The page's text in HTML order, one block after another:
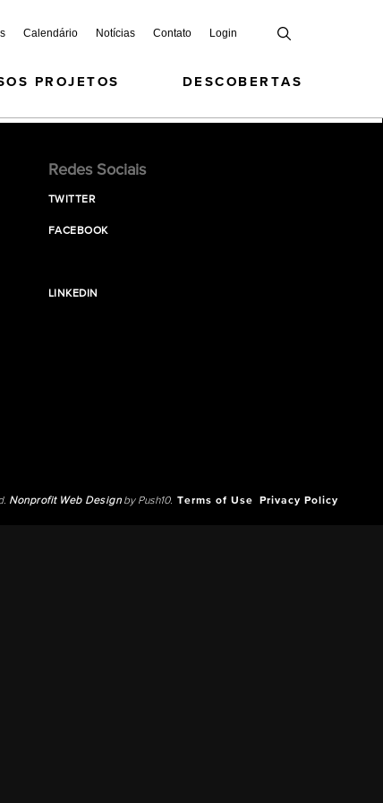
Calendário Notícias Contato Login
PROJETOS DESCOBERTAS
Redes Sociais
TWITTER
FACEBOOK
LINKEDIN
Nonprofit Web Designby Push10. Terms of Use Privacy Policy